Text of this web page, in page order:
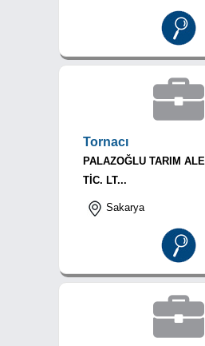
Tornacı
PALAZOĞLU TARIM
TİC. LT...
Sakarya